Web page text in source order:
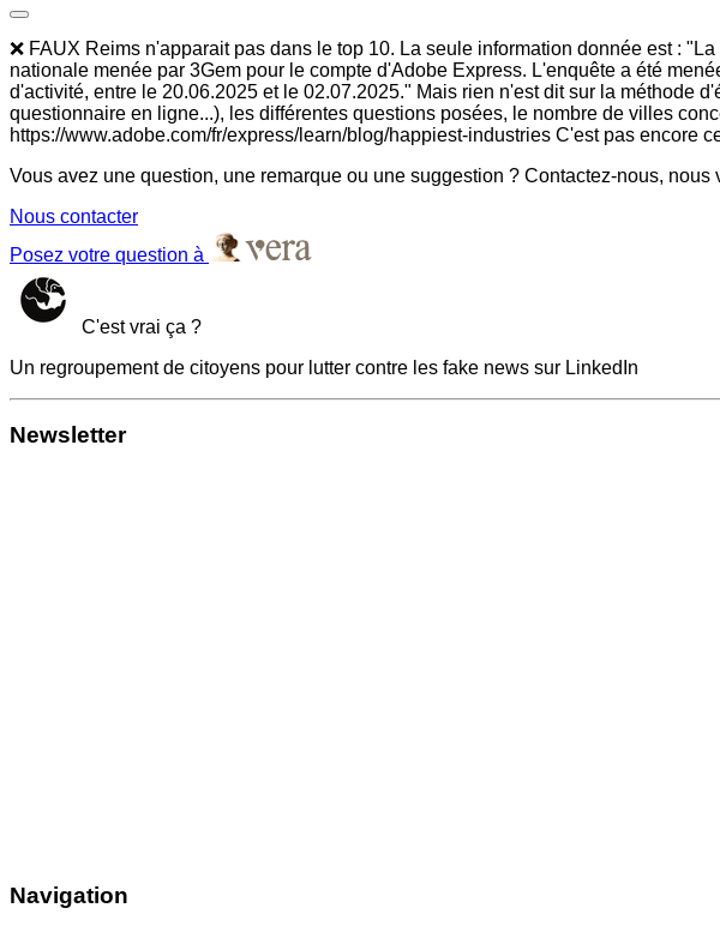
❌ FAUX Reims n'apparait pas dans le top 10. La seule information donnée est :
nationale menée par 3Gem pour le compte d'Adobe Express. L'enquête a été
d'activité, entre le 20.06.2025 et le 02.07.2025." Mais rien n'est dit sur la méthode
questionnaire en ligne...), les différentes questions posées, le nombre de villes
https://www.adobe.com/fr/express/learn/blog/happiest-industries C'est pas encore
Vous avez une question, une remarque ou une suggestion ? Contactez-nous, nous
Nous contacter
Posez votre question à
C'est vrai ça ?
Un regroupement de citoyens pour lutter contre les fake news sur LinkedIn
Newsletter
Navigation